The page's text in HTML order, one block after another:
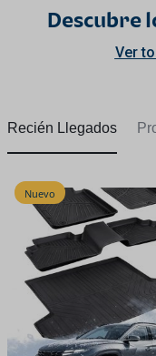
Descubre
Ver
Recién Llegados
Nuevo